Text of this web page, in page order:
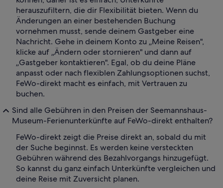
herauszufiltern, die dir Flexibilität bieten. Wenn du
Änderungen an einer bestehenden Buchung
vornehmen musst, sende deinem Gastgeber eine
Nachricht. Gehe in deinem Konto zu „Meine Reisen",
klicke auf „Ändern oder stornieren" und dann auf
„Gastgeber kontaktieren". Egal, ob du deine Pläne
anpasst oder nach flexiblen Zahlungsoptionen suchst,
FeWo-direkt macht es einfach, mit Vertrauen zu
buchen.
Sind alle Gebühren in den Preisen der Seemannshaus-
Museum-Ferienunterkünfte auf FeWo-direkt enthalten?
FeWo-direkt zeigt die Preise direkt an, sobald du mit
der Suche beginnst. Es werden keine versteckten
Gebühren während des Bezahlvorgangs hinzugefügt.
So kannst du ganz einfach Unterkünfte vergleichen und
deine Reise mit Zuversicht planen.